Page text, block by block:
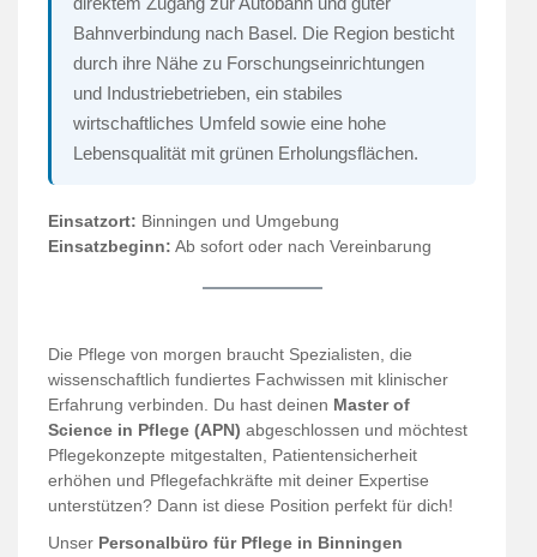
Bahnverbindung nach Basel. Die Region besticht
durch ihre Nähe zu Forschungseinrichtungen
und Industriebetrieben, ein stabiles
wirtschaftliches Umfeld sowie eine hohe
Lebensqualität mit grünen Erholungsflächen.
Einsatzort: Binningen und Umgebung
Einsatzbeginn: Ab sofort oder nach Vereinbarung
Die Pflege von morgen braucht Spezialisten, die
wissenschaftlich fundiertes Fachwissen mit klinischer
Erfahrung verbinden. Du hast deinen Master of
Science in Pflege (APN) abgeschlossen und möchtest
Pflegekonzepte mitgestalten, Patientensicherheit
erhöhen und Pflegefachkräfte mit deiner Expertise
unterstützen? Dann ist diese Position perfekt für dich!
Unser Personalbüro für Pflege in Binningen